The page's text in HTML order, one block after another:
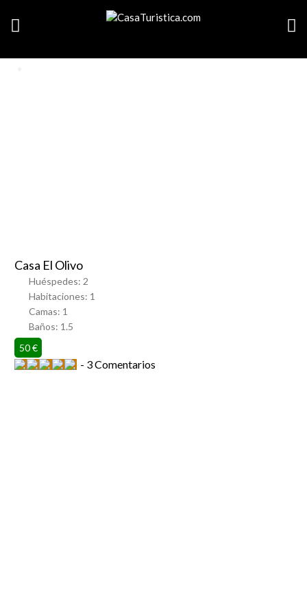
Casa El Olivo
Huéspedes: 2
Habitaciones: 1
Camas: 1
Baños: 1.5
50 €
3 Comentarios